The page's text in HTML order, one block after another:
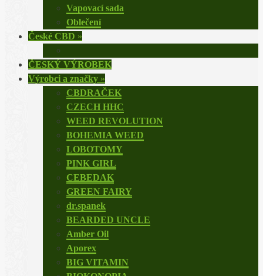
Vapovací sada
Oblečení
České CBD »
ČESKÝ VÝROBEK
Výrobci a značky »
CBDRAČEK
CZECH HHC
WEED REVOLUTION
BOHEMIA WEED
LOBOTOMY
PINK GIRL
CEBEDAK
GREEN FAIRY
dr.spanek
BEARDED UNCLE
Amber Oil
Aporex
BIG VITAMIN